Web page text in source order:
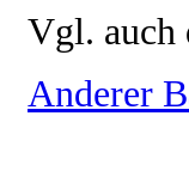
Vgl. auch
Anderer